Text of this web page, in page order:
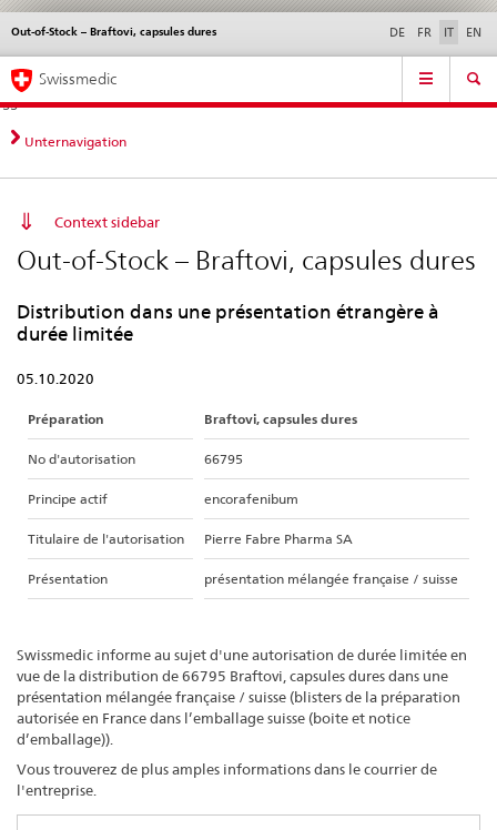
Navigazione
diretta:
novità,
aspetti
contatto
Novità &
norme
Contatto | Supporto &
aiuto
Out-of-Stock – Braftovi, capsules dures DE FR IT EN
Service
Navigation
Swissmedic
Unternavigation
Context sidebar
Out-of-Stock – Braftovi, capsules dures
Distribution dans une présentation étrangère à
durée limitée
05.10.2020
Préparation Braftovi, capsules dures
No d'autorisation 66795
Principe actif encorafenibum
Titulaire de l'autorisation Pierre Fabre Pharma SA
Présentation présentation mélangée française / suisse
Swissmedic informe au sujet d'une autorisation de durée limitée en
vue de la distribution de 66795 Braftovi, capsules dures dans une
présentation mélangée française / suisse (blisters de la préparation
autorisée en France dans l’emballage suisse (boite et notice
d’emballage)).
Vous trouverez de plus amples informations dans le courrier de
l'entreprise.